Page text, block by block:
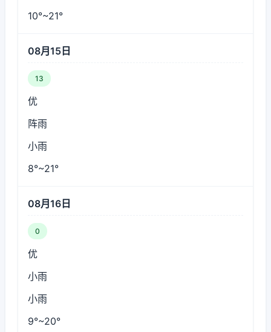
10°~21°
08月15日
13
优
阵雨
小雨
8°~21°
08月16日
0
优
小雨
小雨
9°~20°